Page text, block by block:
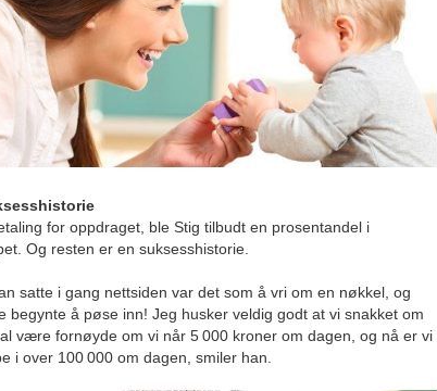
for oppdraget, ble Stig tilbudt en prosentandel i
Og resten er en suksesshistorie.
satte i gang nettsiden var det som å vri om en nøkkel, og
begynte å pøse inn! Jeg husker veldig godt at vi snakket om
være fornøyde om vi når 5 000 kroner om dagen, og nå er vi
i over 100 000 om dagen, smiler han.